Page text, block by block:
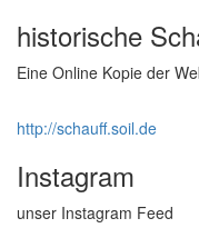
historische
Eine Online Kopie der
http://schauff.soil.de
Instagram
unser Instagram Feed